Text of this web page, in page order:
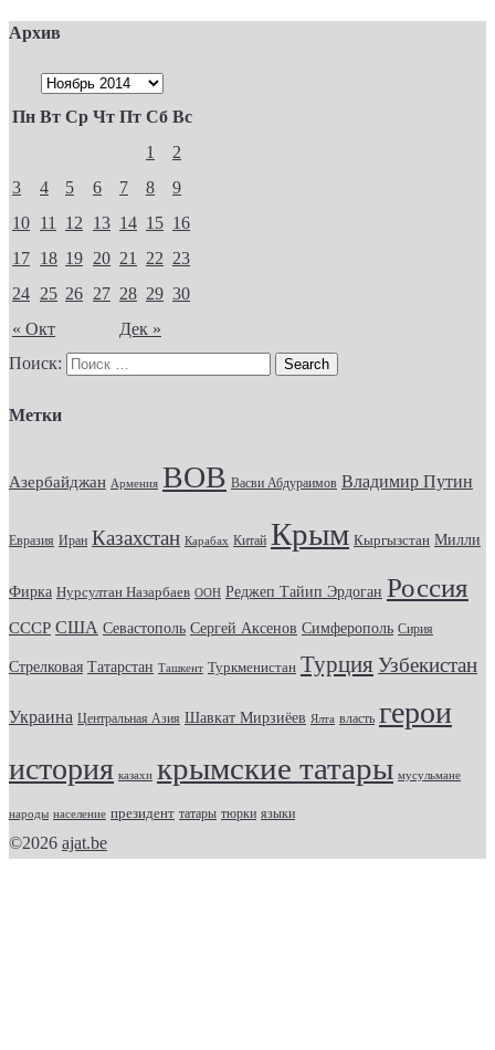
Архив
Пн Вт Ср Чт Пт Сб Вс
« Окт Дек »
1
2
3
4 5 6 7 8
9
10 11 12 13 14 15 16
17 18 19 20 21 22 23
24 25 26 27 28 29 30
Поиск:
Метки
Азербайджан Армения ВОВ Васви Абдураимов Владимир Путин
Евразия Иран Казахстан Карабах Китай Крым Кыргызстан Милли
Фирка Нурсултан Назарбаев ООН Реджеп Тайип Эрдоган Россия
СССР США Севастополь Сергей Аксенов Симферополь Сирия
Стрелковая Татарстан Ташкент Туркменистан Турция Узбекистан
Украина Центральная Азия Шавкат Мирзиёев Ялта власть герои
история казахи крымские татары мусульмане
народы население президент татары тюрки языки
©2026 ajat.be